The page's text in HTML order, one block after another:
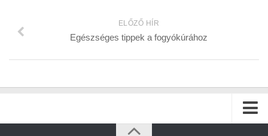
ELŐZŐ HÍR
Egészséges tippek a fogyókúrához